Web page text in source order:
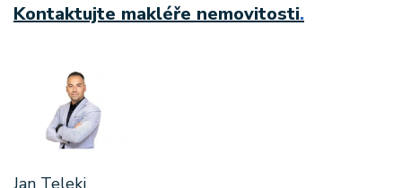
Kontaktujte makléře nemovitosti.
Jan Teleki